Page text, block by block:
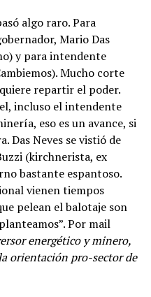
algo raro. Para
Mario Das
y para intendente
Mucho corte
repartir el poder.
incluso el intendente
eso es un avance, si
Das Neves se vistió de
(kirchnerista, ex
bastante espantoso.
vienen tiempos
pelean el balotaje son
Por mail
energético y minero,
orientación pro-sector de